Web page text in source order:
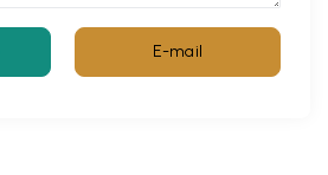
E-mail